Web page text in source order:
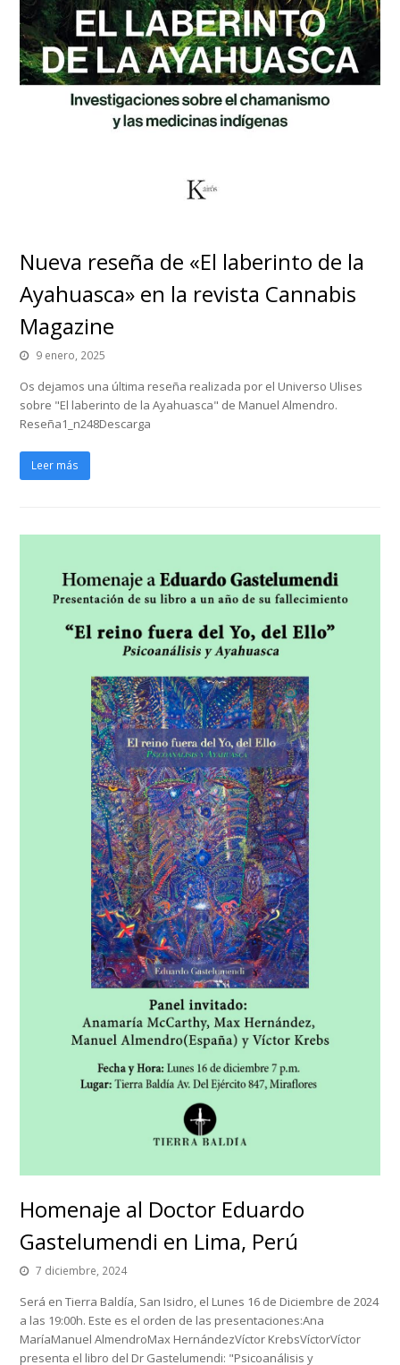
Nueva reseña de «El laberinto de la
Ayahuasca» en la revista Cannabis
Magazine
9 enero, 2025
Os dejamos una última reseña realizada por el Universo Ulises
sobre "El laberinto de la Ayahuasca" de Manuel Almendro.
Reseña1_n248Descarga
Leer más
Homenaje al Doctor Eduardo
Gastelumendi en Lima, Perú
7 diciembre, 2024
Será en Tierra Baldía, San Isidro, el Lunes 16 de Diciembre de 2024
a las 19:00h. Este es el orden de las presentaciones:Ana
MaríaManuel AlmendroMax HernándezVíctor KrebsVíctorVíctor
presenta el libro del Dr Gastelumendi: "Psicoanálisis y